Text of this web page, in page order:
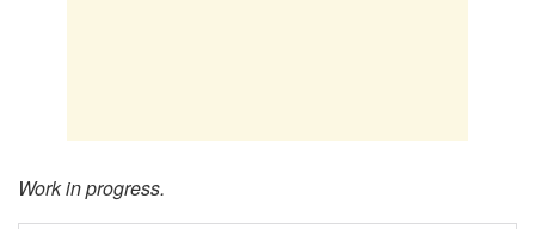
Work in progress.